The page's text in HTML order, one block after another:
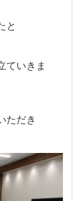
と
ていきま
ただき